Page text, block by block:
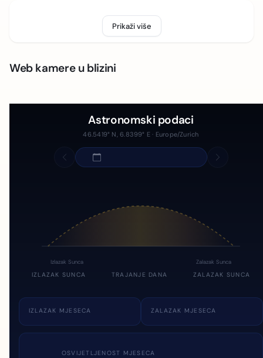
Prikaži više
Web kamere u blizini
Astronomski podaci
46.5419° N, 6.8399° E · Europe/Zurich
Izlazak Sunca Zalazak Sunca
IZLAZAK SUNCA TRAJANJE DANA ZALAZAK SUNCA
IZLAZAK MJESECA ZALAZAK MJESECA
OSVIJETLJENOST MJESECA